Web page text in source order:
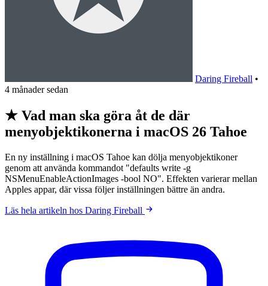
Daring Fireball •
4 månader sedan
★ Vad man ska göra åt de där
menyobjektikonerna i macOS 26 Tahoe
En ny inställning i macOS Tahoe kan dölja menyobjektikoner
genom att använda kommandot "defaults write -g
NSMenuEnableActionImages -bool NO". Effekten varierar mellan
Apples appar, där vissa följer inställningen bättre än andra.
Läs hela artikeln hos Daring Fireball